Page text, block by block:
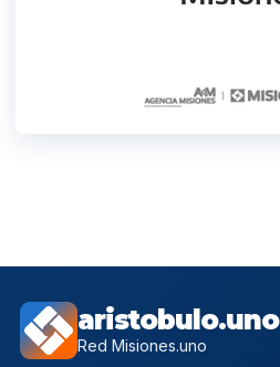
aristobulo.uno
Red Misiones.uno